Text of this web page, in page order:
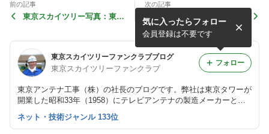
前の記事
東京スカイツリー写真：東京
次の記事
東京スカイツリーと歌川広
重：柳島の妙見堂（続）
東京スカイツリーファンクラブブログ
東京スカイツリーファンクラブ
東京アンテナ工事（株）の社長のブログです。弊社は東京タワーが
開業した昭和33年（1958）にテレビアンテナの製造メーカーとし
て創業しました。
気に入ったらフォロー
会員登録は不要です
フォロー
ネット・技術ジャンル 133位